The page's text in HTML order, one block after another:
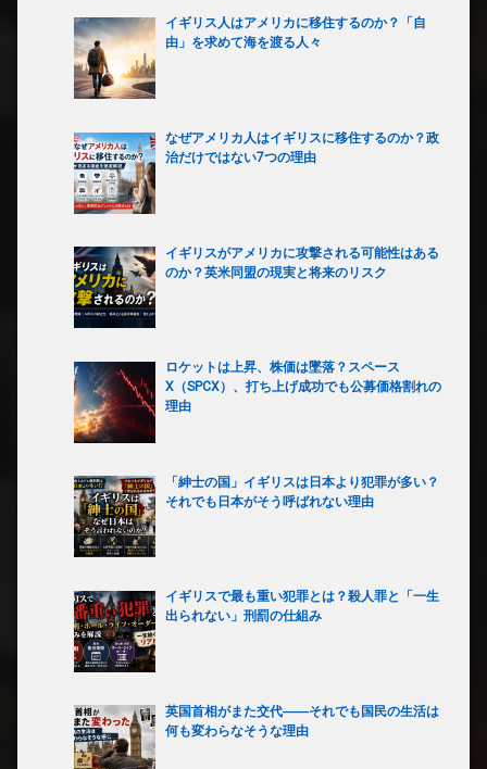
イギリス人はアメリカに移住するのか？「自
由」を求めて海を渡る人々
なぜアメリカ人はイギリスに移住するのか？政
治だけではない7つの理由
イギリスがアメリカに攻撃される可能性はある
のか？英米同盟の現実と将来のリスク
ロケットは上昇、株価は墜落？スペース
X（SPCX）、打ち上げ成功でも公募価格割れの
理由
「紳士の国」イギリスは日本より犯罪が多い？
それでも日本がそう呼ばれない理由
イギリスで最も重い犯罪とは？殺人罪と「一生
出られない」刑罰の仕組み
英国首相がまた交代――それでも国民の生活は
何も変わらなそうな理由